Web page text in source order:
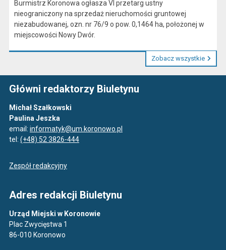
Burmistrz Koronowa ogłasza VI przetarg ustny
nieograniczony na sprzedaż nieruchomości gruntowej
niezabudowanej, ozn. nr 76/9 o pow. 0,1464 ha, położonej w
miejscowości Nowy Dwór.
Zobacz wszystkie
Główni redaktorzy Biuletynu
Michał Szałkowski
Paulina Jeszka
email: informatyk@um.koronowo.pl
tel: (+48) 52 3826-444
Zespół redakcyjny
Adres redakcji Biuletynu
Urząd Miejski w Koronowie
Plac Zwycięstwa 1
86-010 Koronowo